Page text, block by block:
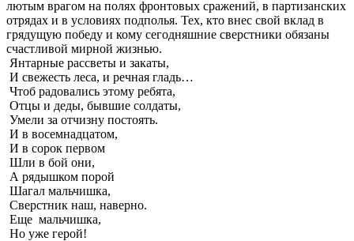
лютым врагом на полях фронтовых сражений, в партизанских
отрядах и в условиях подполья. Тех, кто внес свой вклад в
грядущую победу и кому сегодняшние сверстники обязаны
счастливой мирной жизнью.
Янтарные рассветы и закаты,
И свежесть леса, и речная гладь…
Чтоб радовались этому ребята,
Отцы и деды, бывшие солдаты,
Умели за отчизну постоять.
И в восемнадцатом,
И в сорок первом
Шли в бой они,
А рядышком порой
Шагал мальчишка,
Сверстник наш, наверно.
Еще мальчишка,
Но уже герой!